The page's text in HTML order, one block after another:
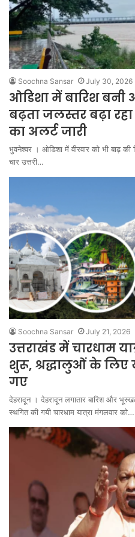
Soochna Sansar July 30, 2026
ओडिशा में बारिश
बढ़ता जलस्तर बढ़ा
का अलर्ट जारी
भुवनेश्वर । ओडिशा में वीरवार को भी बाढ़ की
चार उत्तरी…
Soochna Sansar July 21, 2026
उत्तराखंड में चारधाम
शुरू, श्रद्धालुओं के लिए
गए
देहरादून । देहरादून लगातार बारिश और
स्थगित की गयी चारधाम यात्रा मंगलवार को…